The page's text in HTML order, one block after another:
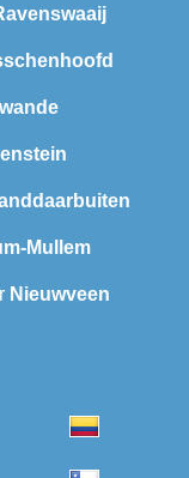
Mullem
Nieuwveen